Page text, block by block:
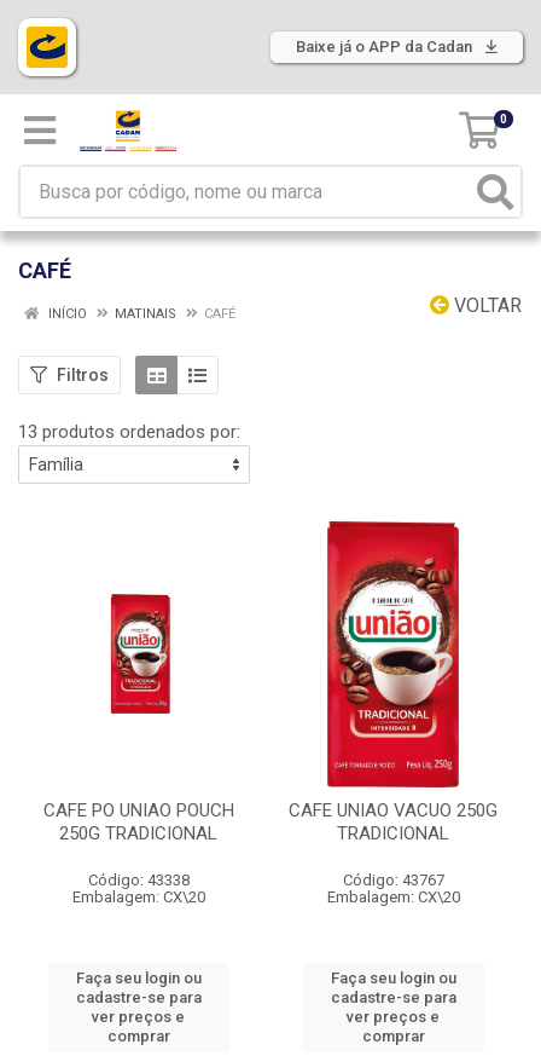
Baixe já o APP da Cadan
0
CAFÉ
VOLTAR
INÍCIO MATINAIS CAFÉ
Filtros
13 produtos ordenados por:
CAFE PO UNIAO POUCH
250G TRADICIONAL
Código: 43338
Embalagem: CX\20
Faça seu login ou
cadastre-se para
ver preços e
comprar
CAFE UNIAO VACUO 250G
TRADICIONAL
Código: 43767
Embalagem: CX\20
Faça seu login ou
cadastre-se para
ver preços e
comprar